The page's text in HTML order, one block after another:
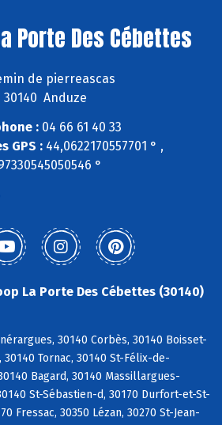
Porte Des Cébettes
de pierreascas
30140 Anduze
: 04 66 61 40 33
GPS :44,0622170557701 ° ,
°
La Porte Des Cébettes (30140)
30140 Corbès, 30140 Boisset-
30140 Tornac, 30140 St-Félix-de-
Bagard, 30140 Massillargues-
St-Sébastien-d, 30170 Durfort-et-St-
Fressac, 30350 Lézan, 30270 St-Jean-